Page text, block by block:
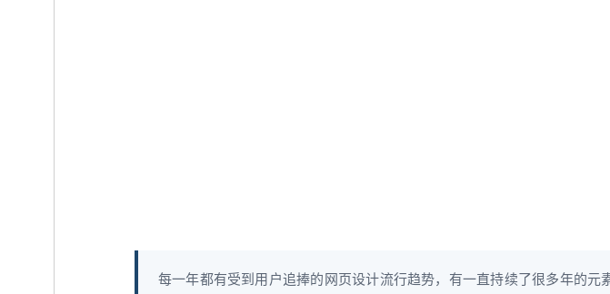
每一年都有受到用户追捧的网页设计流行趋势，有一直持续了很多年的